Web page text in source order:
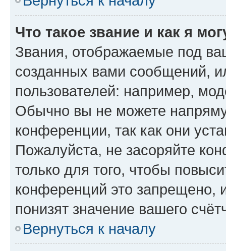
Что такое звание и как я
Звания, отображаемые под
созданных вами сообщений,
пользователей: например,
Обычно вы не можете
конференции, так как они
Пожалуйста, не засоряйте
только для того, чтобы
конференций это запрещено,
понизят значение вашего
Вернуться к началу